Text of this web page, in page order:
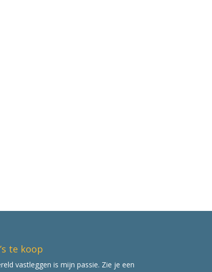
te koop
vastleggen is mijn passie. Zie je een